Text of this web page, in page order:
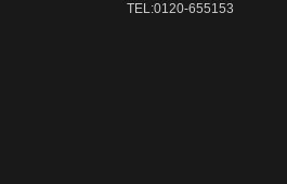
TEL:0120-655153